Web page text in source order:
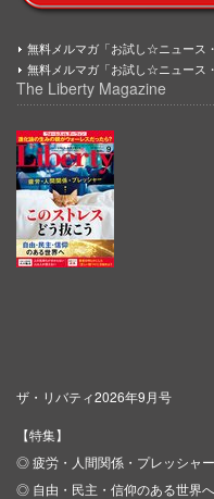
無料メルマガ「お試し☆ニュース
無料メルマガ「お試し☆ニュース
The Liberty Magazine
ザ・リバティ2026年9月号
【特集】
◎ 疲労・人間関係・プレッシャ
◎ 自由・民主・信仰のある世界へ